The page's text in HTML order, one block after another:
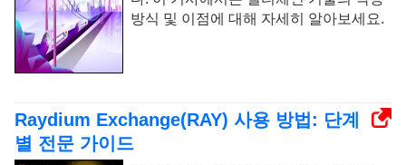
방식 및 이점에 대해 자세히 알아보세요.
Raydium Exchange(RAY) 사용 방법: 단계
별 전문 가이드